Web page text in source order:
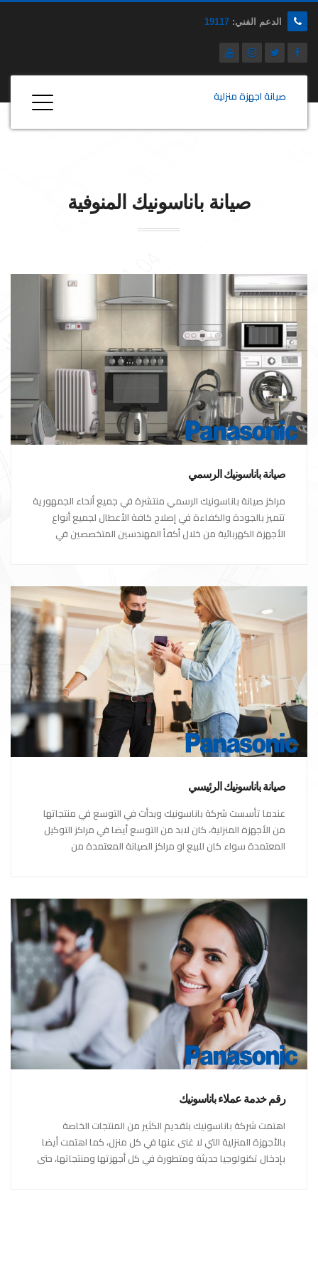
الدعم الفني: 19117
صيانة اجهزة منزلية
صيانة باناسونيك المنوفية
صيانة باناسونيك الرسمي
مراكز صيانة باناسونيك الرسمي منتشرة في جميع أنحاء الجمهورية
تتميز بالجودة والكفاءة في إصلاح كافة الأعطال لجميع أنواع
الأجهزة الكهربائية من خلال أكفأ المهندسين المتخصصين في
صيانة باناسونيك الرئيسي
عندما تأسست شركة باناسونيك وبدأت في التوسع في منتجاتها
من الأجهزة المنزلية، كان لابد من التوسع أيضا في مراكز التوكيل
المعتمدة سواء كان للبيع او مراكز الصيانة المعتمدة من
رقم خدمة عملاء باناسونيك
اهتمت شركة باناسونيك بتقديم الكثير من المنتجات الخاصة
بالأجهزة المنزلية التي لا غنى عنها في كل منزل، كما اهتمت أيضا
بإدخال تكنولوجيا حديثة ومتطورة في كل أجهزتها ومنتجاتها، حتى